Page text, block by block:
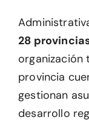
28
organización
provincia
gestionan
desarrollo